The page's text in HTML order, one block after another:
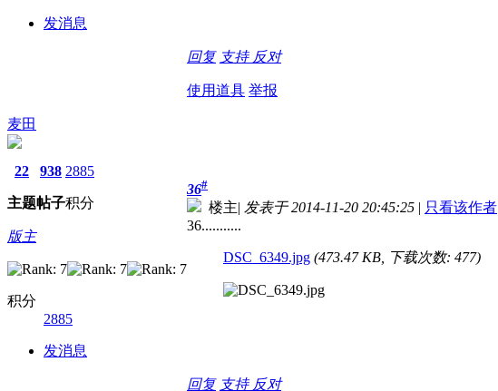
发消息
回复 支持 反对
使用道具 举报
麦田
22
主题
938
帖子
2885
积分
版主
积分
2885
发消息
36#
楼主| 发表于 2014-11-20 20:45:25 | 只看该作者
36...........
DSC_6349.jpg (473.47 KB, 下载次数: 477)
回复 支持 反对